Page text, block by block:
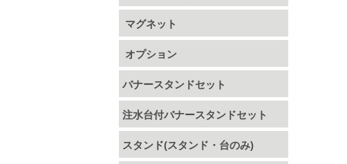
マグネット
オプション
バナースタンドセット
注水台付バナースタンドセット
スタンド(スタンド・台のみ)